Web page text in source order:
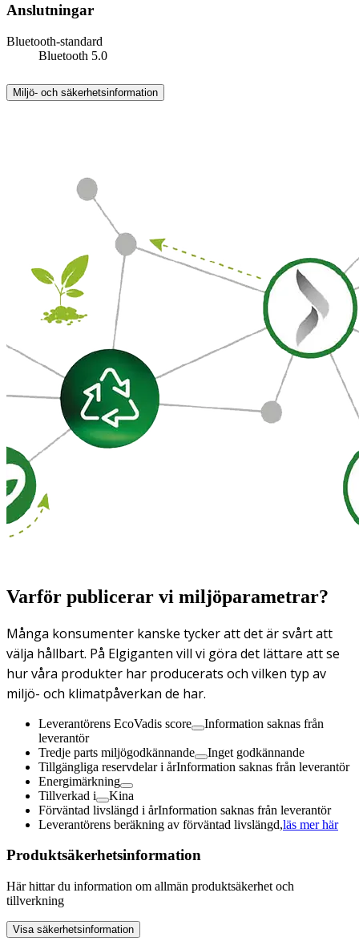
Anslutningar
Bluetooth-standard
Bluetooth 5.0
Miljö- och säkerhetsinformation
Varför publicerar vi miljöparametrar?
Många konsumenter kanske tycker att det är svårt att
välja hållbart. På Elgiganten vill vi göra det lättare att se
hur våra produkter har producerats och vilken typ av
miljö- och klimatpåverkan de har.
Leverantörens EcoVadis score
Information saknas från
leverantör
Tredje parts miljögodkännande
Inget godkännande
Tillgängliga reservdelar i årInformation saknas från leverantör
Energimärkning
Tillverkad i
Kina
Förväntad livslängd i årInformation saknas från leverantör
Leverantörens beräkning av förväntad livslängd,läs mer här
Produktsäkerhetsinformation
Här hittar du information om allmän produktsäkerhet och
tillverkning
Visa säkerhetsinformation